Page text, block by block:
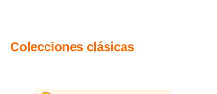
Colecciones clásicas